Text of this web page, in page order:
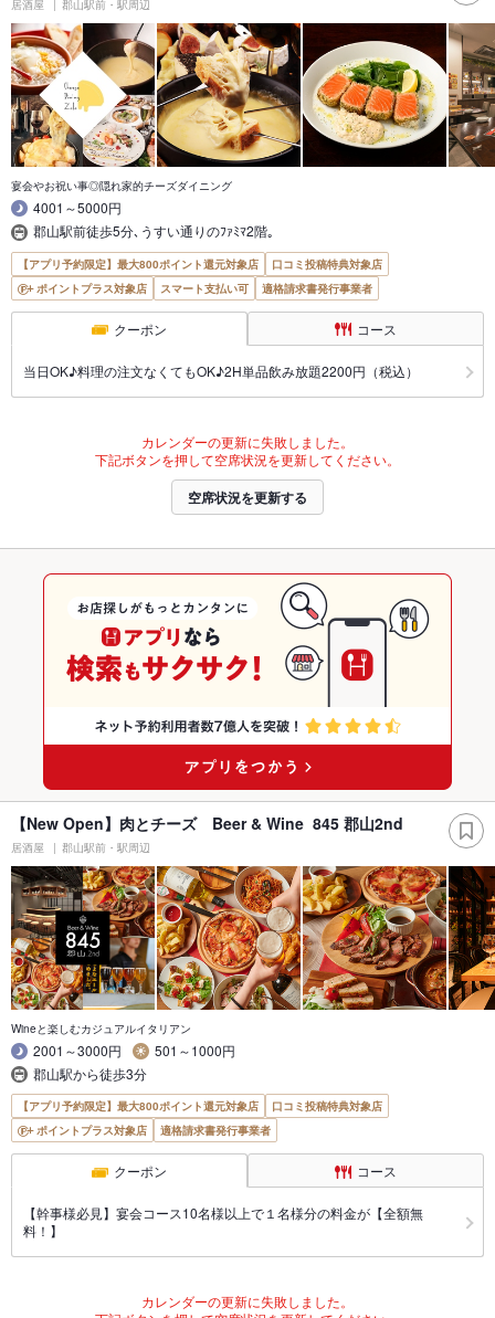
居酒屋 郡山駅前・駅周辺
宴会やお祝い事◎隠れ家的チーズダイニング
4001～5000円
郡山駅前徒歩5分､うすい通りのﾌｧﾐﾏ2階｡
【アプリ予約限定】最大800ポイント還元対象店
口コミ投稿特典対象店
ポイントプラス対象店
スマート支払い可 適格請求書発行事業者
クーポン コース
当日OK♪料理の注文なくてもOK♪2H単品飲み放題2200円（税込）
カレンダーの更新に失敗しました。
下記ボタンを押して空席状況を更新してください。
空席状況を更新する
【New Open】肉とチーズ Beer & Wine 845 郡山2nd
居酒屋 郡山駅前・駅周辺
Wineと楽しむカジュアルイタリアン
2001～3000円
501～1000円
郡山駅から徒歩3分
【アプリ予約限定】最大800ポイント還元対象店
口コミ投稿特典対象店
ポイントプラス対象店
適格請求書発行事業者
クーポン コース
【幹事様必見】宴会コース10名様以上で１名様分の料金が【全額無
料！】
カレンダーの更新に失敗しました。